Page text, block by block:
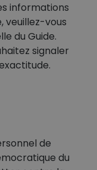
informations
veuillez-vous
du Guide.
signaler
de
du